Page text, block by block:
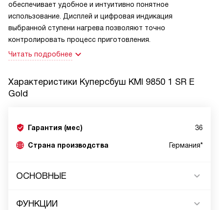
обеспечивает удобное и интуитивно понятное
использование. Дисплей и цифровая индикация
выбранной ступени нагрева позволяют точно
контролировать процесс приготовления.
Читать подробнее
Характеристики Куперсбуш KMI 9850 1 SR E
Gold
Гарантия (мес) 36
Страна производства Германия*
ОСНОВНЫЕ
ФУНКЦИИ